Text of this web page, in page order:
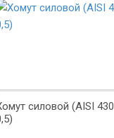
силовой (AISI 430